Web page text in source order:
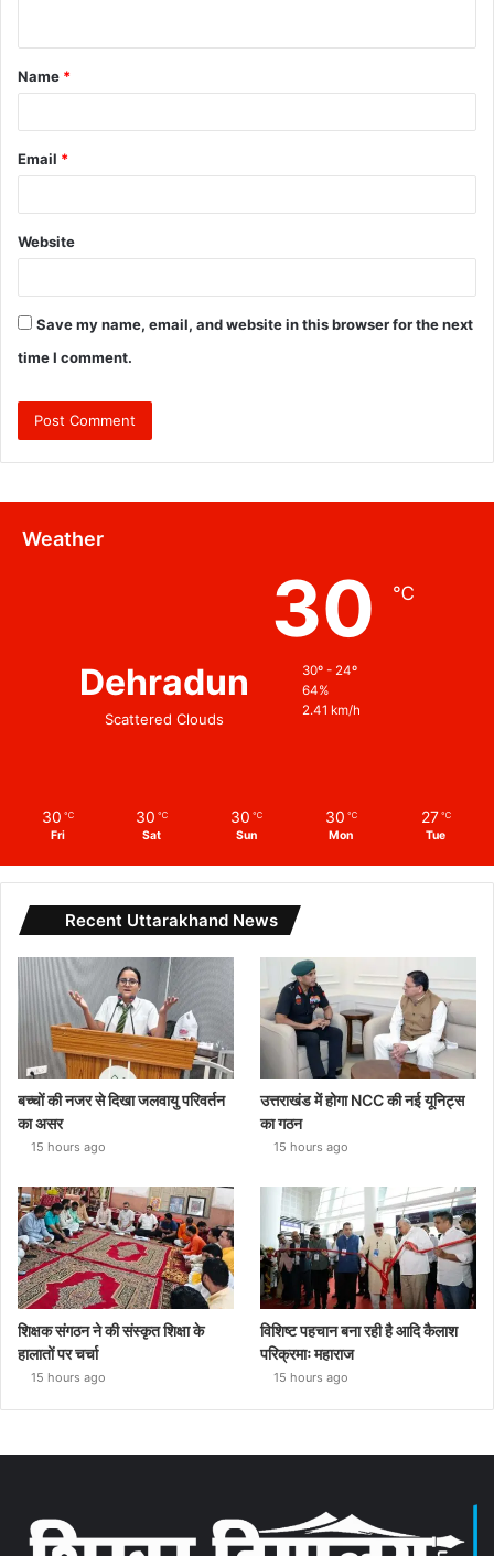
t
*
Name *
Email *
Website
Save my name, email, and website in this browser for the next
time I comment.
Weather
Dehradun
Scattered Clouds
30 ℃
30º - 24º
64%
2.41 km/h
30 ℃
Fri
30 ℃
Sat
30 ℃
Sun
30 ℃
Mon
27 ℃
Tue
Recent Uttarakhand News
बच्चों की नजर से दिखा जलवायु परिवर्तन
का असर
15 hours ago
उत्तराखंड में होगा NCC की नई यूनिट्स
का गठन
15 hours ago
शिक्षक संगठन ने की संस्कृत शिक्षा के
हालातों पर चर्चा
15 hours ago
विशिष्ट पहचान बना रही है आदि कैलाश
परिक्रमाः महाराज
15 hours ago